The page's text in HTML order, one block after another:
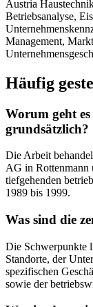
Austria
Betriebsanalyse,
Management,
Häufig
Worum geht
grundsätzlich?
Die Arbeit
AG in Rottenmann
tiefgehenden
1989 bis 1999.
Was sind die
Die Schwerpunkte
Standorte, der
spezifischen
sowie der